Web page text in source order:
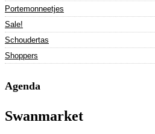
Portemonneetjes
Sale!
Schoudertas
Shoppers
Agenda
Swanmarket